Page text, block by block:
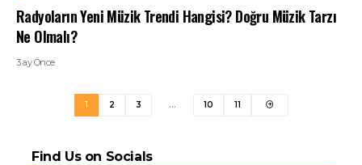
Radyoların Yeni Müzik Trendi Hangisi? Doğru Müzik Tarzı
Ne Olmalı?
3 ay Önce
1 2 3 … 10 11
Find Us on Socials